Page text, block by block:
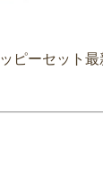
ピーセット